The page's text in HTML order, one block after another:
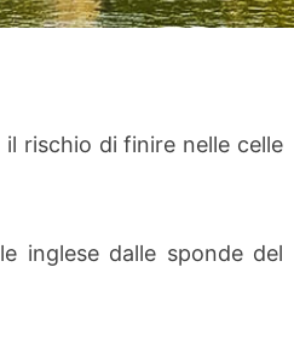
rischio di finire nelle celle
inglese dalle sponde del